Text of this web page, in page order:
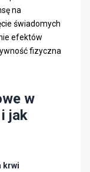
na
świadomych
efektów
fizyczna
w
jak
krwi